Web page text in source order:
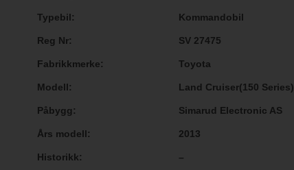
Typebil Kommandobil
Reg Nr SV 27475
Fabrikkmerke Toyota
Modell Land Cruiser(150 Series)
Påbygg Simarud Electronic AS
Års modell 2013
Historikk –